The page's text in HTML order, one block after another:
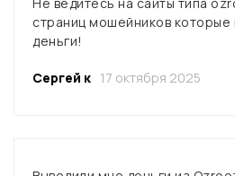
страниц мошейников
деньги!
Сергей к 17 октября 2025